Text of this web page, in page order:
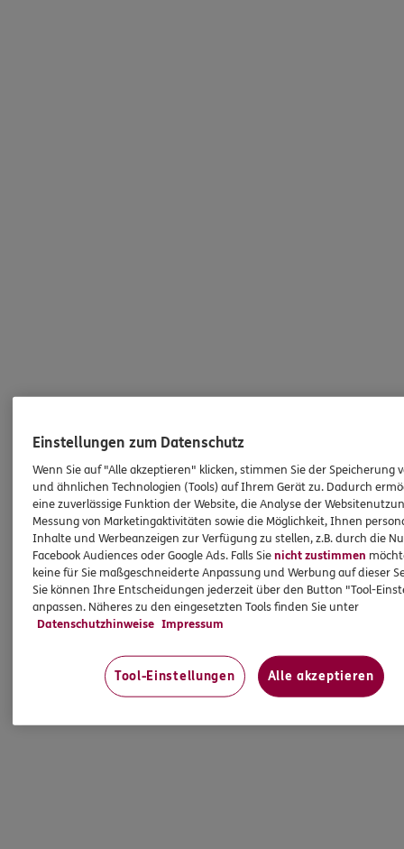
Einstellungen zum Datenschutz
Wenn Sie auf "Alle akzeptieren" klicken, stimmen Sie der Speicherung
und ähnlichen Technologien (Tools) auf Ihrem Gerät zu. Dadurch
eine zuverlässige Funktion der Website, die Analyse der
Messung von Marketingaktivitäten sowie die Möglichkeit, Ihnen
Inhalte und Werbeanzeigen zur Verfügung zu stellen, z.B. durch die
Facebook Audiences oder Google Ads. Falls Sienicht zustimmen
keine für Sie maßgeschneiderte Anpassung und Werbung auf dieser
Sie können Ihre Entscheidungen jederzeit über den Button "Tool-
anpassen. Näheres zu den eingesetzten Tools finden Sie unter
Datenschutzhinweise Impressum
Tool-Einstellungen Alle akzeptieren